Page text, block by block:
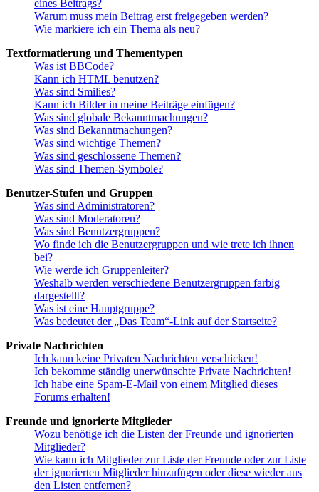
eines Beitrags?
Warum muss mein Beitrag erst freigegeben werden?
Wie markiere ich ein Thema als neu?
Textformatierung und Thementypen
Was ist BBCode?
Kann ich HTML benutzen?
Was sind Smilies?
Kann ich Bilder in meine Beiträge einfügen?
Was sind globale Bekanntmachungen?
Was sind Bekanntmachungen?
Was sind wichtige Themen?
Was sind geschlossene Themen?
Was sind Themen-Symbole?
Benutzer-Stufen und Gruppen
Was sind Administratoren?
Was sind Moderatoren?
Was sind Benutzergruppen?
Wo finde ich die Benutzergruppen und wie trete ich ihnen
bei?
Wie werde ich Gruppenleiter?
Weshalb werden verschiedene Benutzergruppen farbig
dargestellt?
Was ist eine Hauptgruppe?
Was bedeutet der „Das Team“-Link auf der Startseite?
Private Nachrichten
Ich kann keine Privaten Nachrichten verschicken!
Ich bekomme ständig unerwünschte Private Nachrichten!
Ich habe eine Spam-E-Mail von einem Mitglied dieses
Forums erhalten!
Freunde und ignorierte Mitglieder
Wozu benötige ich die Listen der Freunde und ignorierten
Mitglieder?
Wie kann ich Mitglieder zur Liste der Freunde oder zur Liste
der ignorierten Mitglieder hinzufügen oder diese wieder aus
den Listen entfernen?